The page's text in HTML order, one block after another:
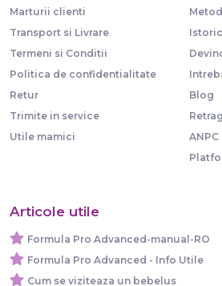
Marturii clienti
Transport si Livrare
Termeni si Conditii
Politica de confidentialitate
Retur
Trimite in service
Utile mamici
Blog
ANPC
Articole utile
Formula Pro Advanced-manual-RO
Formula Pro Advanced - Info Utile
Cum se viziteaza un bebelus